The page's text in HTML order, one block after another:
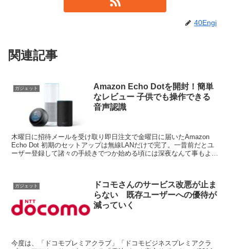
40Engi
関連記事
ガジェット
Amazon Echo Dotを開封！簡単
なレビュー 子供でも操作できる
音声認識
木曜日に招待メールを受け取り即日注文で金曜日に届いたAmazon
Echo Dot 初期のセットアップは無線LANだけで完了。一昔前だとユ
ーザー登録して諸々の手続きでつか始める頃には深夜なんて事もよく
ガジェット
ドコモさんのサービス改悪が止ま
らない 既存ユーザーへの優待が
減っていく
今度は、「ドコモプレミアクラブ」「ドコモビジネスプレミアクラ